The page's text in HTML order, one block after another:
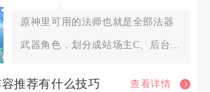
原神里可用的法师也就是全部法器
武器角色，划分成站场主C、后台副
推荐有什么技巧 查看详情